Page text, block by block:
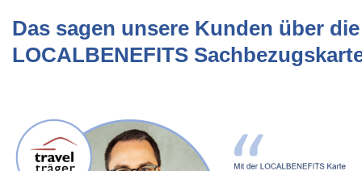
Das sagen unsere Kunden über die
LOCALBENEFITS